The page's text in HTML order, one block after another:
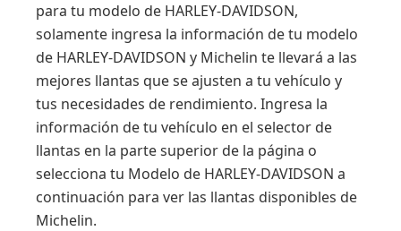
para tu modelo de HARLEY-DAVIDSON,
solamente ingresa la información de tu modelo
de HARLEY-DAVIDSON y Michelin te llevará a las
mejores llantas que se ajusten a tu vehículo y
tus necesidades de rendimiento. Ingresa la
información de tu vehículo en el selector de
llantas en la parte superior de la página o
selecciona tu Modelo de HARLEY-DAVIDSON a
continuación para ver las llantas disponibles de
Michelin.